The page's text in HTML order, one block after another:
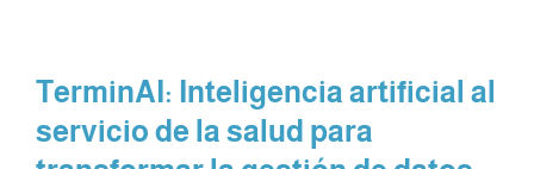
TerminAI: Inteligencia artificial al
servicio de la salud para